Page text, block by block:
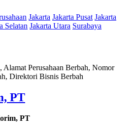
Jakarta Jakarta Pusat Jakarta
Selatan Jakarta Utara Surabaya
Alamat Perusahaan Berbah, Nomor
Direktori Bisnis Berbah
PT
PT